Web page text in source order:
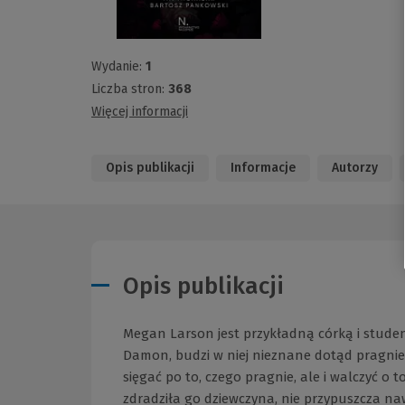
Wydanie: 1
Liczba stron: 368
Więcej informacji
Opis publikacji Informacje Autorzy
Opis publikacji
Megan Larson jest przykładną córką i
Damon, budzi w niej nieznane dotąd
sięgać po to, czego pragnie, ale i walczyć o
zdradziła go dziewczyna, nie przypuszcza